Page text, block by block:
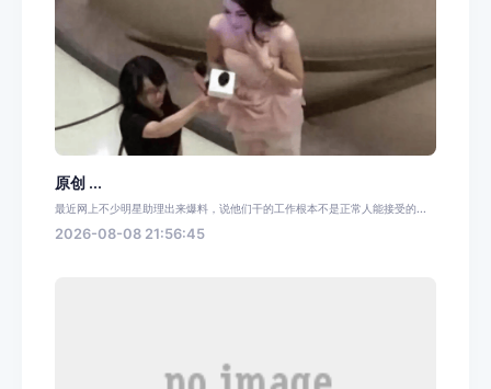
原创 ...
最近网上不少明星助理出来爆料，说他们干的工作根本不是正常人能接受的...
2026-08-08 21:56:45